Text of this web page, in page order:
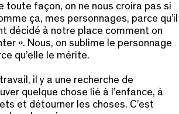
toute façon, on ne nous croira pas si
ça, mes personnages, parce qu’il
décidé à notre place comment on
». Nous, on sublime le personnage
qu’elle le mérite.
il y a une recherche de
quelque chose lié à l’enfance, à
et détourner les choses. C’est